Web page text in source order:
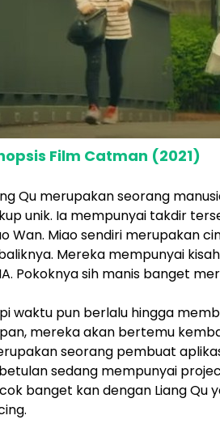
Film Catman (2021)
Qu merupakan seorang
unik. Ia mempunyai takdir
Wan. Miao sendiri merupakan
Mereka mempunyai
Pokoknya sih manis banget
waktu pun berlalu hingga
mereka akan bertemu
seorang pembuat
sedang mempunyai
banget kan dengan Liang Qu